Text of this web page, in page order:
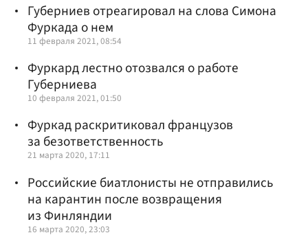
Губерниев отреагировал на слова Симона
Фуркада о нем
11 февраля 2021, 08:54
Фуркард лестно отозвался о работе
Губерниева
10 февраля 2021, 01:50
Фуркад раскритиковал французов
за безответственность
21 марта 2020, 17:11
Российские биатлонисты не отправились
на карантин после возвращения
из Финляндии
16 марта 2020, 23:03